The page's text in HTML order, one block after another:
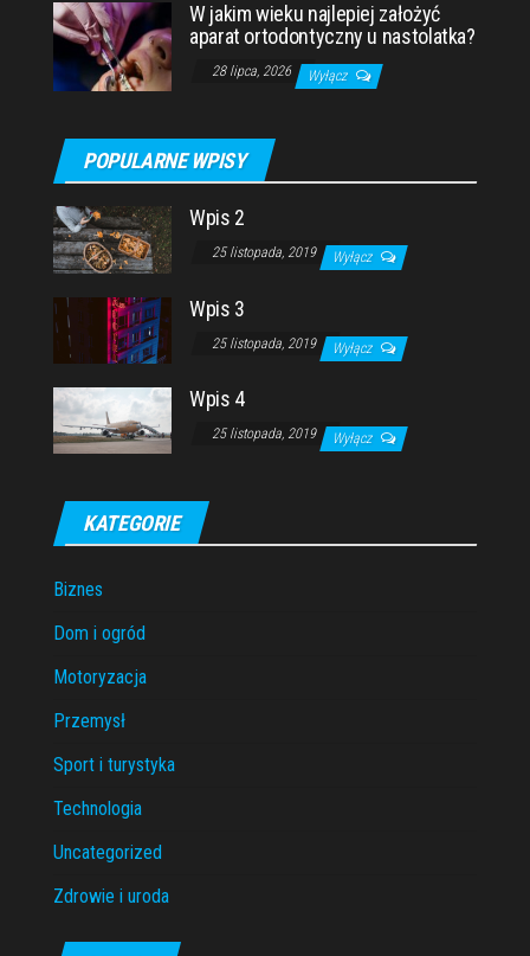
W jakim wieku najlepiej założyć
aparat ortodontyczny u nastolatka?
28 lipca, 2026 Wyłącz
POPULARNE WPISY
Wpis 2
25 listopada, 2019 Wyłącz
Wpis 3
25 listopada, 2019 Wyłącz
Wpis 4
25 listopada, 2019 Wyłącz
KATEGORIE
Biznes
Dom i ogród
Motoryzacja
Przemysł
Sport i turystyka
Technologia
Uncategorized
Zdrowie i uroda